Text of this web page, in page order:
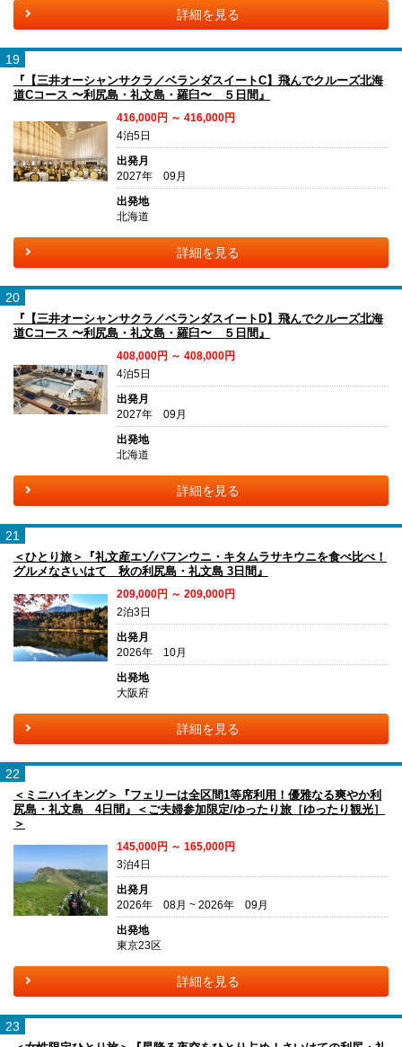
詳細を見る
19
『【三井オーシャンサクラ／ベランダスイートC】飛んでクルーズ北海
道Cコース 〜利尻島・礼文島・羅臼〜 ５日間』
416,000円 ～ 416,000円
4泊5日
出発月
2027年 09月
出発地
北海道
詳細を見る
20
『【三井オーシャンサクラ／ベランダスイートD】飛んでクルーズ北海
道Cコース 〜利尻島・礼文島・羅臼〜 ５日間』
408,000円 ～ 408,000円
4泊5日
出発月
2027年 09月
出発地
北海道
詳細を見る
21
＜ひとり旅＞『礼文産エゾバフンウニ・キタムラサキウニを食べ比べ！
グルメなさいはて 秋の利尻島・礼文島 3日間』
209,000円 ～ 209,000円
2泊3日
出発月
2026年 10月
出発地
大阪府
詳細を見る
22
＜ミニハイキング＞『フェリーは全区間1等席利用！優雅なる爽やか利
尻島・礼文島 4日間』＜ご夫婦参加限定/ゆったり旅［ゆったり観光］
＞
145,000円 ～ 165,000円
3泊4日
出発月
2026年 08月 ~ 2026年 09月
出発地
東京23区
詳細を見る
23